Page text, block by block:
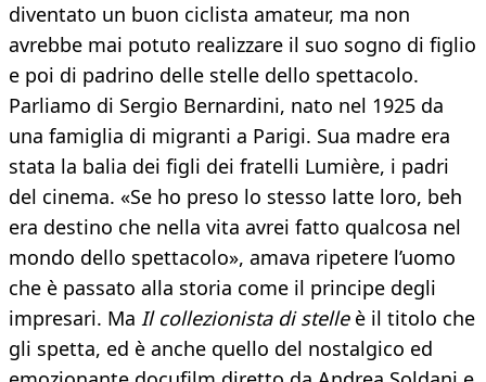
diventato un buon ciclista amateur, ma non
avrebbe mai potuto realizzare il suo sogno di figlio
e poi di padrino delle stelle dello spettacolo.
Parliamo di Sergio Bernardini, nato nel 1925 da
una famiglia di migranti a Parigi. Sua madre era
stata la balia dei figli dei fratelli Lumière, i padri
del cinema. «Se ho preso lo stesso latte loro, beh
era destino che nella vita avrei fatto qualcosa nel
mondo dello spettacolo», amava ripetere l’uomo
che è passato alla storia come il principe degli
impresari. Ma Il collezionista di stelleè il titolo che
gli spetta, ed è anche quello del nostalgico ed